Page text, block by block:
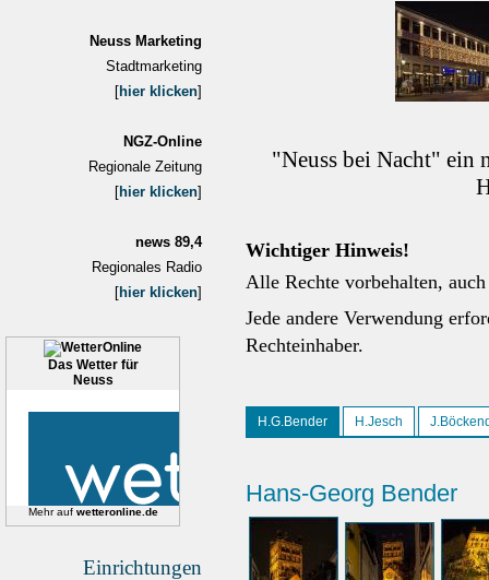
Neuss Marketing
Stadtmarketing
[hier klicken]
NGZ-Online
Regionale Zeitung
[hier klicken]
news 89,4
Regionales Radio
[hier klicken]
Das Wetter für
Neuss
Mehr auf wetteronline.de
Einrichtungen
"Neuss bei Nacht" ein
Wichtiger Hinweis!
Alle Rechte vorbehalten,
Jede andere Verwendung
Rechteinhaber.
H.G.Bender H.Jesch
Hans-Georg Bender